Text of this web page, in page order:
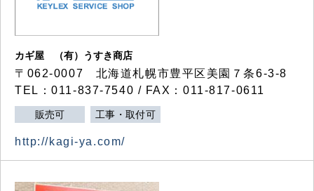
カギ屋 （有）うすき商店
〒062-0007 北海道札幌市豊平区美園７条6-3-8
TEL：011-837-7540 / FAX：011-817-0611
販売可 工事・取付可
http://kagi-ya.com/